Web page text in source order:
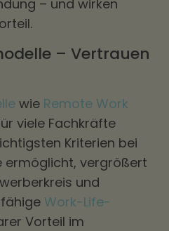
– und wirken
– Vertrauen
wie Remote Work
viele Fachkräfte
Kriterien bei
ermöglicht, vergrößert
und
Work-Life-
Vorteil im